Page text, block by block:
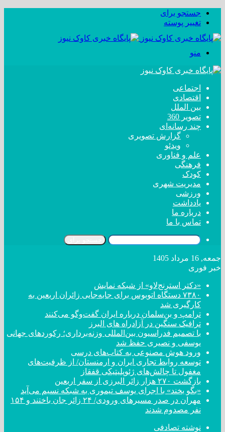
جستجو برای
تغییر پوسته
منو
اجتماعی
اقتصادی
بین الملل
تصویر 360
چند رسانه‌ای
گزارش تصویری
ویدئو
علم و فناوری
فرهنگی
کودک
مدیریت شهری
ورزشی
یادداشت
درباره ما
تماس با ما
جمعه, 16 مرداد 1405
خبر فوری
«دکتر استرنج‌لاو» از شبکه نمایش
۷۳۸۰ دستگاه اتوبوس برای جابه‌جایی زائران اربعین به
کارگیری شد
ترامپ و بن‌سلمان درباره ایران گفت‌و‌گو می‌کنند
ترافیک سنگین در آزادراه های البرز
با تصمیم فدراسیون بین‌المللی وزنه‌برداری؛ رکورد‌های جهانی
یوسفی و نصیری حفظ شد
ورود هوش مصنوعی به کتاب‌های درسی
توسعه روابط تجاری ایران و ارمنستان/ از ظرفیت‌های
مغفول تا چالش‌های ژئوپلیتیکی قفقاز
بازگشت ۲۷۰ هزار زائر البرزی از سفر اربعین
«بگو بخند» با اجرای یوسف تیموری به شبکه نسیم می‌آید
مهران در صدر مسیر‌های ورودی/ ۲۴ زائر جان باختند و ۱۵۴
نفر مصدوم شدند
نوشته تصادفی